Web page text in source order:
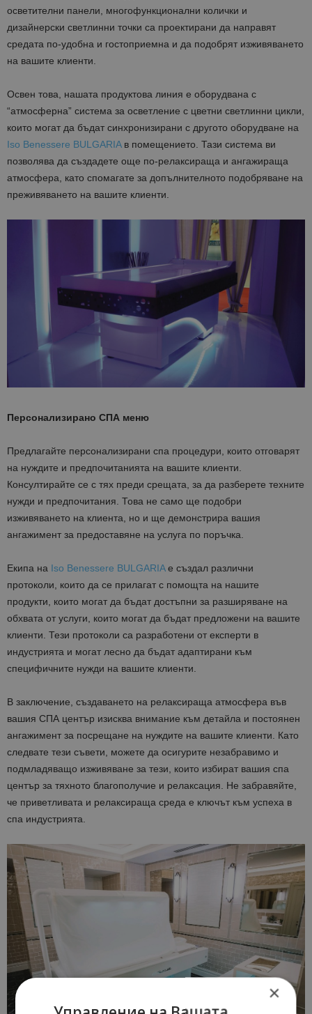
осветителни панели, многофункционални колички и
дизайнерски светлинни точки са проектирани да направят
средата по-удобна и гостоприемна и да подобрят изживяването
на вашите клиенти.
Освен това, нашата продуктова линия е оборудвана с
“атмосферна” система за осветление с цветни светлинни цикли,
които могат да бъдат синхронизирани с другото оборудване на
Iso Benessere BULGARIAв помещението. Тази система ви
позволява да създадете още по-релаксираща и ангажираща
атмосфера, като спомагате за допълнителното подобряване на
преживяването на вашите клиенти.
Персонализирано СПА меню
Предлагайте персонализирани спа процедури, които отговарят
на нуждите и предпочитанията на вашите клиенти.
Консултирайте се с тях преди срещата, за да разберете техните
нужди и предпочитания. Това не само ще подобри
изживяването на клиента, но и ще демонстрира вашия
ангажимент за предоставяне на услуга по поръчка.
Екипа на Iso Benessere BULGARIAе създал различни
протоколи, които да се прилагат с помощта на нашите
продукти, които могат да бъдат достъпни за разширяване на
обхвата от услуги, които могат да бъдат предложени на вашите
клиенти. Тези протоколи са разработени от експерти в
индустрията и могат лесно да бъдат адаптирани към
специфичните нужди на вашите клиенти.
В заключение, създаването на релаксираща атмосфера във
вашия СПА център изисква внимание към детайла и постоянен
ангажимент за посрещане на нуждите на вашите клиенти. Като
следвате тези съвети, можете да осигурите незабравимо и
подмладяващо изживяване за тези, които избират вашия спа
център за тяхното благополучие и релаксация. Не забравяйте,
че приветливата и релаксираща среда е ключът към успеха в
спа индустрията.
×